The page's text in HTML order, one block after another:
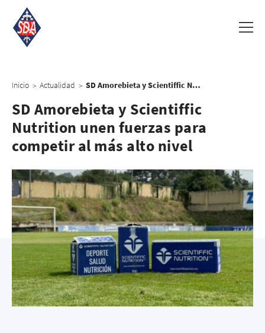
Inicio > Actualidad > SD Amorebieta y Scientiffic Nutrition unen fuerzas para competir al más alto nivel
SD Amorebieta y Scientiffic
Nutrition unen fuerzas para
competir al más alto nivel